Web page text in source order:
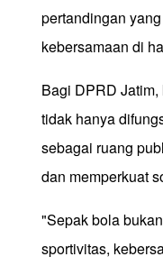
pertandingan
kebersamaan di
Bagi DPRD
tidak hanya
sebagai ruang
dan memperkuat
"Sepak bola
sportivitas,